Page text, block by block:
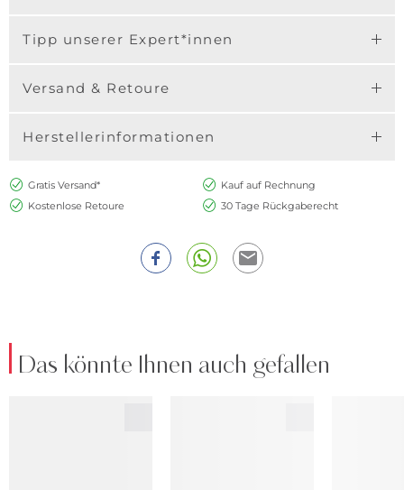
Tipp unserer Expert*innen
Versand & Retoure
Herstellerinformationen
Gratis Versand*
Kauf auf Rechnung
Kostenlose Retoure
30 Tage Rückgaberecht
Das könnte Ihnen auch gefallen